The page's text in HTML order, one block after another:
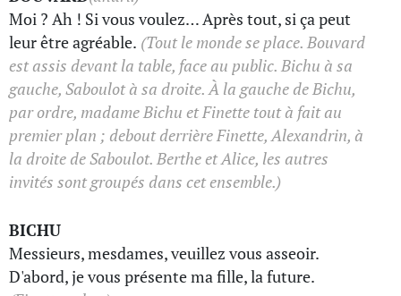
Moi ? Ah ! Si vous voulez… Après tout, si ça peut
leur être agréable. (Tout le monde se place. Bouvard
est assis devant la table, face au public. Bichu à sa
gauche, Saboulot à sa droite. À la gauche de Bichu,
par ordre, madame Bichu et Finette tout à fait au
premier plan ; debout derrière Finette, Alexandrin, à
la droite de Saboulot. Berthe et Alice, les autres
invités sont groupés dans cet ensemble.)
BICHU
Messieurs, mesdames, veuillez vous asseoir.
D'abord, je vous présente ma fille, la future.